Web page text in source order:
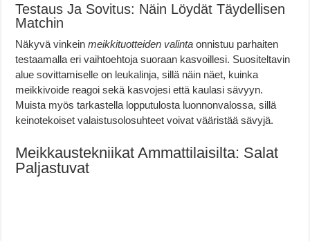
Testaus Ja Sovitus: Näin Löydät Täydellisen
Matchin
Näkyvä vinkeinmeikkituotteiden valinta onnistuu parhaiten
testaamalla eri vaihtoehtoja suoraan kasvoillesi. Suositeltavin
alue sovittamiselle on leukalinja, sillä näin näet, kuinka
meikkivoide reagoi sekä kasvojesi että kaulasi sävyyn.
Muista myös tarkastella lopputulosta luonnonvalossa, sillä
keinotekoiset valaistusolosuhteet voivat vääristää sävyjä.
Meikkaustekniikat Ammattilaisilta: Salat
Paljastuvat